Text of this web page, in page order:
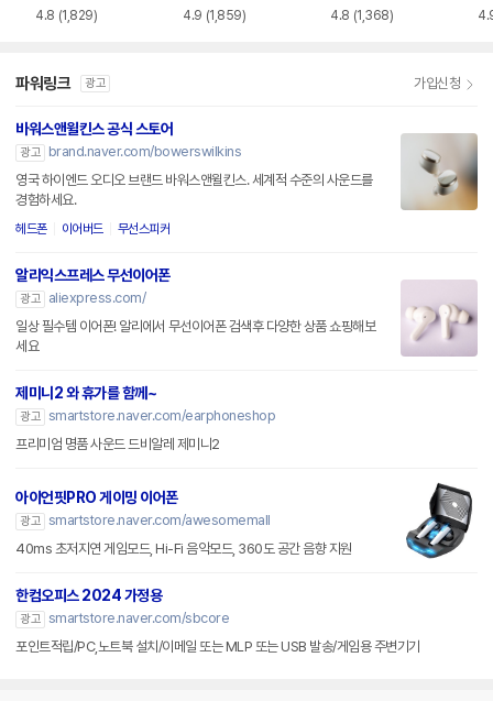
4.8 (1,829) 4.9 (1,859) 4.8 (1,368)
파워링크 광고 가입신청
바워스앤윌킨스 공식 스토어
광고
brand.naver.com/bowerswilkins
영국 하이엔드 오디오 브랜드 바워스앤윌킨스. 세계적 수준의 사운드를
경험하세요.
헤드폰 이어버드 무선스피커
알리익스프레스 무선이어폰
광고
aliexpress.com/
일상 필수템 이어폰! 알리에서 무선이어폰 검색후 다양한 상품 쇼핑해보
세요
제미니2 와 휴가를 함께~
광고 smartstore.naver.com/earphoneshop
프리미엄 명품 사운드 드비알레 제미니2
아이언핏PRO 게이밍 이어폰
광고 smartstore.naver.com/awesomemall
40ms 초저지연 게임모드, Hi-Fi 음악모드, 360도 공간 음향 지원
한컴오피스 2024 가정용
광고 smartstore.naver.com/sbcore
포인트적립/PC,노트북 설치/이메일 또는 MLP 또는 USB 발송/게임용 주변기기